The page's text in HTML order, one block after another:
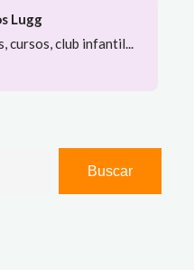
Lugg
cursos, club infantil...
Buscar